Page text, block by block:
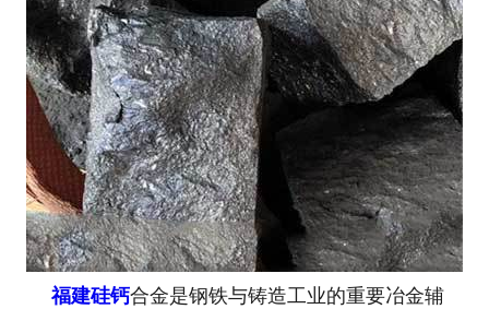
联系我们
福建硅钙合金是钢铁与铸造工业的重要冶金辅